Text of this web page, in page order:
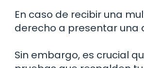
En caso de recibir una
derecho a presentar una
Sin embargo, es crucial